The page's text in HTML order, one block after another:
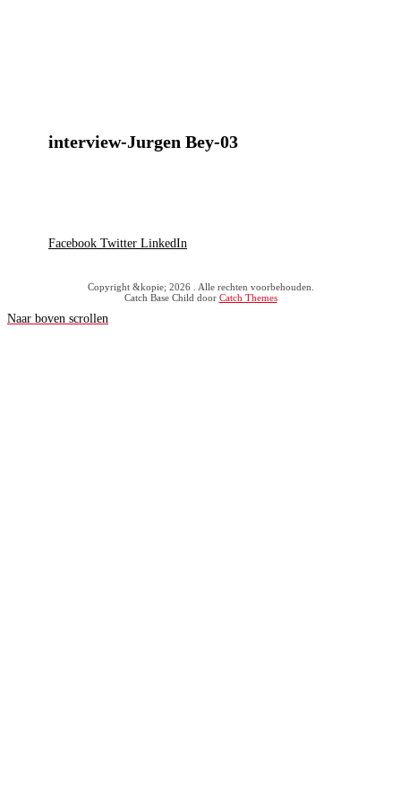
interview-Jurgen Bey-03
Facebook Twitter LinkedIn
Copyright &kopie; 2026
. Alle rechten voorbehouden.
Catch Base Child door Catch Themes
Naar boven scrollen